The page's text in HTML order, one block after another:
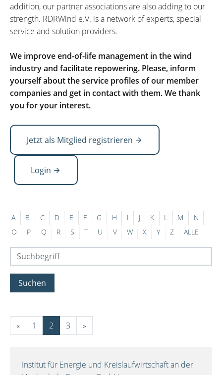
addition, our partner associations are also adding to our
strength. RDRWind e.V. is a network of experts, special
service and solution providers.
We improve end-of-life management in the wind
industry and facilitate repowering. Please, inform
yourself about the service profiles of our member
companies and get in contact with them. We thank
you for your interest.
Jetzt als Mitglied registrieren
Login
A B C D E F G H I J K L M
N
O
P Q R S T U V W X Y Z ALLE
Suchen
« 1 2 3 »
Institut für Energie und Kreislaufwirtschaft an der